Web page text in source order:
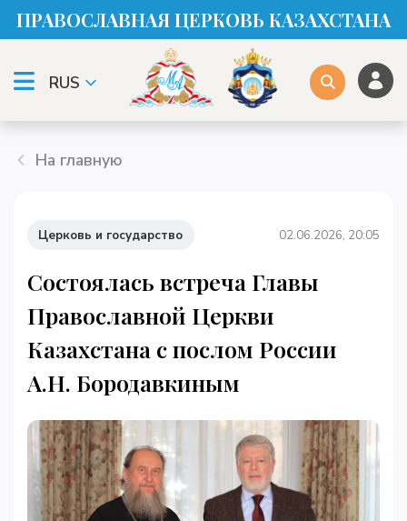
ПРАВОСЛАВНАЯ ЦЕРКОВЬ КАЗАХСТАНА
RUS
На главную
Церковь и государство 02.06.2026, 20:05
Состоялась встреча Главы
Православной Церкви
Казахстана с послом России
А.Н. Бородавкиным